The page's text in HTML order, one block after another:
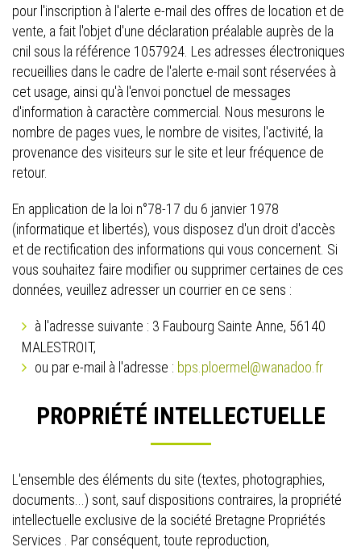
pour l'inscription à l'alerte e-mail des offres de location et de
vente, a fait l'objet d'une déclaration préalable auprès de la
cnil sous la référence 1057924. Les adresses électroniques
recueillies dans le cadre de l'alerte e-mail sont réservées à
cet usage, ainsi qu'à l'envoi ponctuel de messages
d'information à caractère commercial. Nous mesurons le
nombre de pages vues, le nombre de visites, l'activité, la
provenance des visiteurs sur le site et leur fréquence de
retour.
En application de la loi n°78-17 du 6 janvier 1978
(informatique et libertés), vous disposez d'un droit d'accès
et de rectification des informations qui vous concernent. Si
vous souhaitez faire modifier ou supprimer certaines de ces
données, veuillez adresser un courrier en ce sens :
à l'adresse suivante : 3 Faubourg Sainte Anne, 56140
MALESTROIT,
ou par e-mail à l'adresse : bps.ploermel@wanadoo.fr
PROPRIÉTÉ INTELLECTUELLE
L'ensemble des éléments du site (textes, photographies,
documents...) sont, sauf dispositions contraires, la propriété
intellectuelle exclusive de la société Bretagne Propriétés
Services . Par conséquent, toute reproduction,